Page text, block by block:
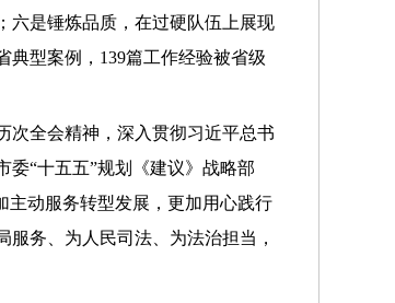
六是锤炼品质，在过硬队伍上展现
典型案例，139篇工作经验被省级
次全会精神，深入贯彻习近平总书
“十五五”规划《建议》战略部
主动服务转型发展，更加用心践行
务、为人民司法、为法治担当，